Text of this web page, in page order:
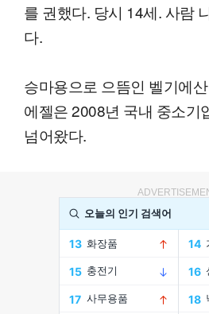
를 권했다. 당시 14세. 사람
다.
승마용으로 으뜸인 벨기에
에젤은 2008년 국내 중소기
넘어왔다.